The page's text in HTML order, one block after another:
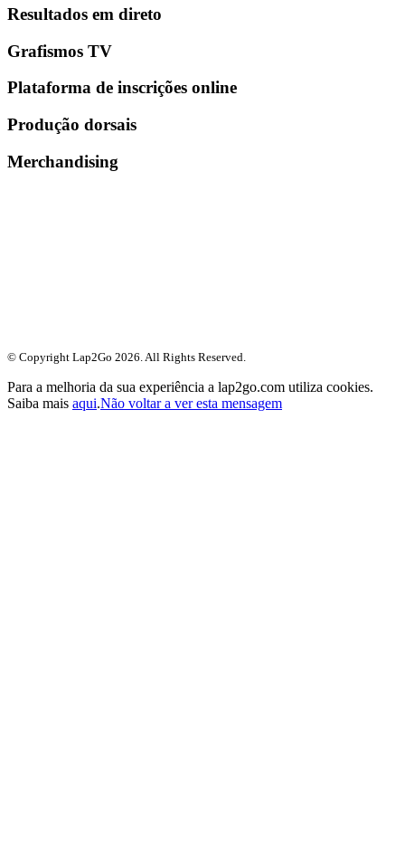
Resultados em direto
Grafismos TV
Plataforma de inscrições online
Produção dorsais
Merchandising
© Copyright Lap2Go 2026 . All Rights Reserved.
Para a melhoria da sua experiência a lap2go.com utiliza cookies.
Saiba mais aqui.Não voltar a ver esta mensagem